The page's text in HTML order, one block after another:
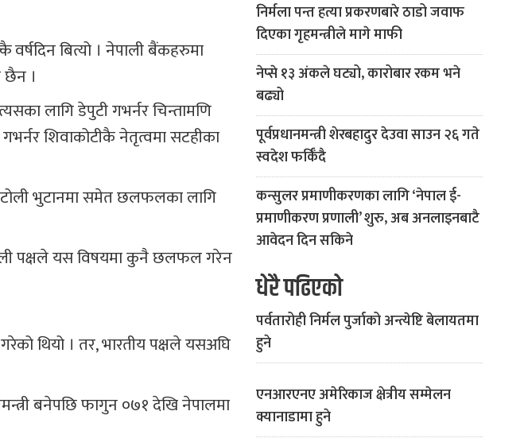
वर्षदिन बित्यो । नेपाली बैंकहरुमा
छैन ।
लागि डेपुटी गभर्नर चिन्तामणि
शिवाकोटीकै नेतृत्वमा सटहीका
टोली भुटानमा समेत छलफलका लागि
पक्षले यस विषयमा कुनै छलफल गरेन
थियो । तर, भारतीय पक्षले यसअघि
बनेपछि फागुन ०७१ देखि नेपालमा
निर्मला पन्त हत्या प्रकरणबारे ठाडो जवाफ
दिएका गृहमन्त्रीले मागे माफी
नेप्से १३ अंकले घट्यो, कारोबार रकम भने
बढ्यो
पूर्वप्रधानमन्त्री शेरबहादुर देउवा साउन २६ गते
स्वदेश फर्किँदै
कन्सुलर प्रमाणीकरणका लागि ‘नेपाल ई-
प्रमाणीकरण प्रणाली’ शुरु, अब अनलाइनबाटै
आवेदन दिन सकिने
धेरै पढिएको
पर्वतारोही निर्मल पुर्जाको अन्त्येष्टि बेलायतमा
हुने
एनआरएनए अमेरिकाज क्षेत्रीय सम्मेलन
क्यानाडामा हुने